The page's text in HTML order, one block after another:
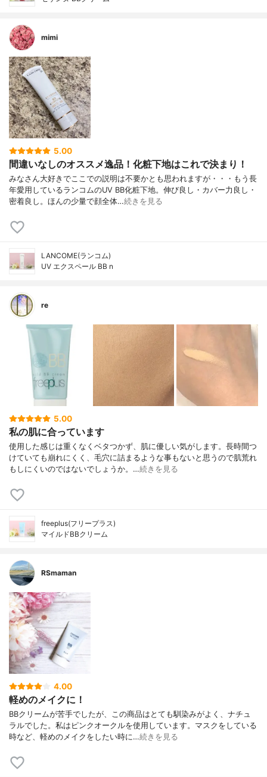
mimi
5.00
間違いなしのオススメ逸品！化粧下地はこれで決まり！
みなさん大好きでここでの説明は不要かとも思われますが・・・もう長
年愛用しているランコムのUV BB化粧下地。伸び良し・カバー力良し・
密着良し。ほんの少量で顔全体…続きを見る
LANCOME(ランコム)
UV エクスペール BB n
re
5.00
私の肌に合っています
使用した感じは重くなくベタつかず、肌に優しい気がします。長時間つ
けていても崩れにくく、毛穴に詰まるような事もないと思うので肌荒れ
もしにくいのではないでしょうか。…続きを見る
freeplus(フリープラス)
マイルドBBクリーム
RSmaman
4.00
軽めのメイクに！
BBクリームが苦手でしたが、この商品はとても馴染みがよく、ナチュ
ラルでした。私はピンクオークルを使用しています。マスクをしている
時など、軽めのメイクをしたい時に…続きを見る